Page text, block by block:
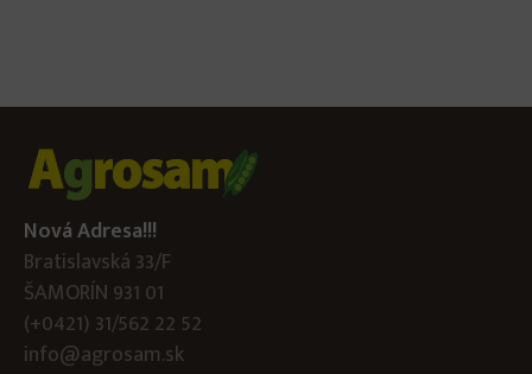
Nová Adresa!!!
Bratislavská 33/F
ŠAMORÍN 931 01
(+0421) 31/562 22 52
info@agrosam.sk